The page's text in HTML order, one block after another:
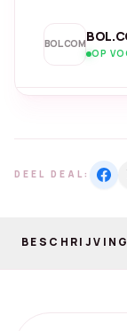
BOL.COM
OP
DEEL DEAL:
BESCHRIJVING